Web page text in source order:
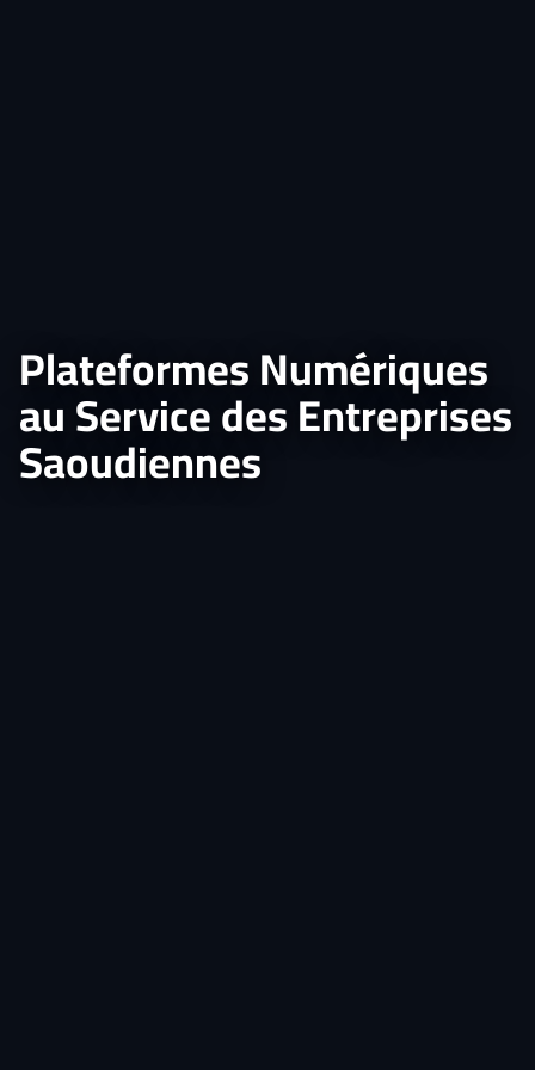
Plateformes Numériques
au Service des Entreprises
Saoudiennes